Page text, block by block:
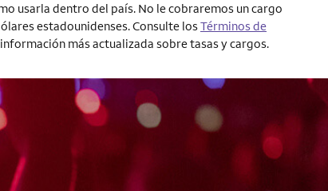
usarla dentro del país. No le cobraremos un cargo
estadounidenses. Consulte losTérminos de
más actualizada sobre tasas y cargos.